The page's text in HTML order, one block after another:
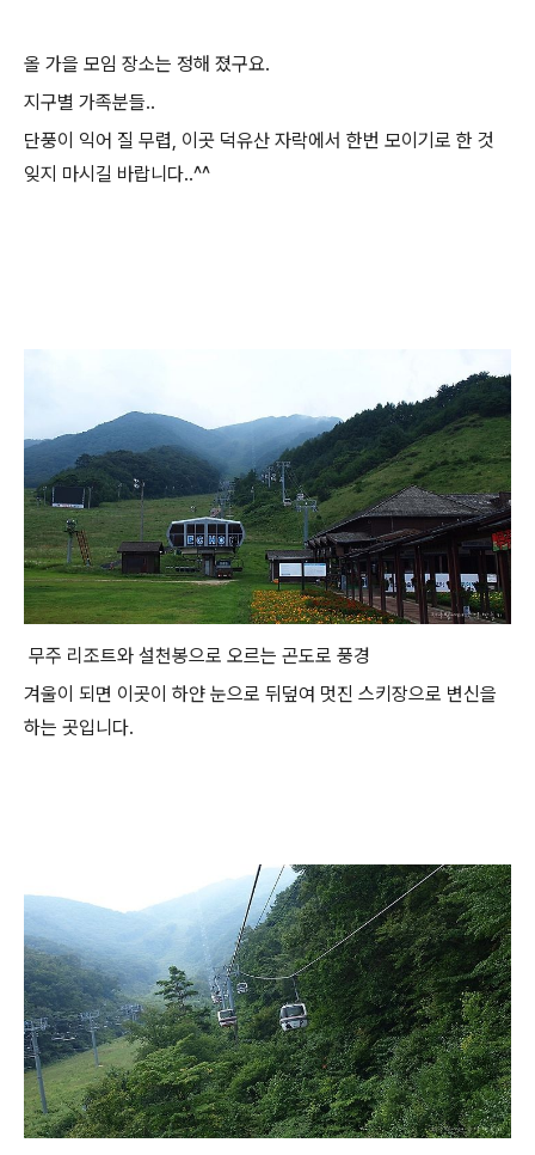
올 가을 모임 장소는 정해 졌구요.
지구별 가족분들..
단풍이 익어 질 무렵, 이곳 덕유산 자락에서 한번 모이기로 한 것
잊지 마시길 바랍니다..^^
무주 리조트와 설천봉으로 오르는 곤도로 풍경
겨울이 되면 이곳이 하얀 눈으로 뒤덮여 멋진 스키장으로 변신을
하는 곳입니다.